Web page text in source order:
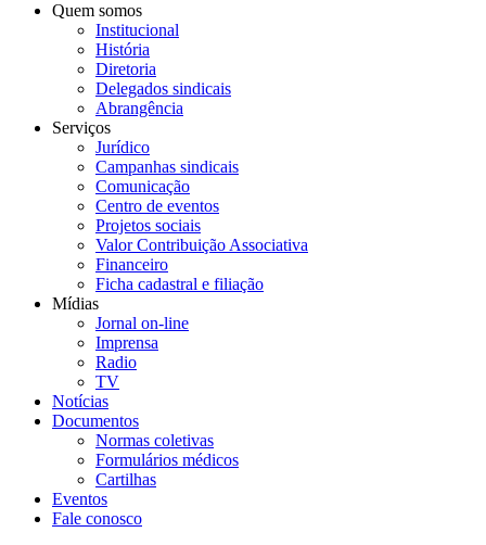
Quem somos
Institucional
História
Diretoria
Delegados sindicais
Abrangência
Serviços
Jurídico
Campanhas sindicais
Comunicação
Centro de eventos
Projetos sociais
Valor Contribuição Associativa
Financeiro
Ficha cadastral e filiação
Mídias
Jornal on-line
Imprensa
Radio
TV
Notícias
Documentos
Normas coletivas
Formulários médicos
Cartilhas
Eventos
Fale conosco